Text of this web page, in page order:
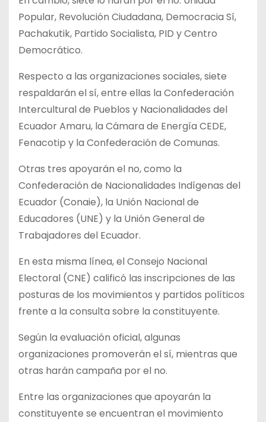
Popular, Revolución Ciudadana, Democracia Sí,
Pachakutik, Partido Socialista, PID y Centro
Democrático.
Respecto a las organizaciones sociales, siete
respaldarán el sí, entre ellas la Confederación
Intercultural de Pueblos y Nacionalidades del
Ecuador Amaru, la Cámara de Energía CEDE,
Fenacotip y la Confederación de Comunas.
Otras tres apoyarán el no, como la
Confederación de Nacionalidades Indígenas del
Ecuador (Conaie), la Unión Nacional de
Educadores (UNE) y la Unión General de
Trabajadores del Ecuador.
En esta misma línea, el Consejo Nacional
Electoral (CNE) calificó las inscripciones de las
posturas de los movimientos y partidos políticos
frente a la consulta sobre la constituyente.
Según la evaluación oficial, algunas
organizaciones promoverán el sí, mientras que
otras harán campaña por el no.
Entre las organizaciones que apoyarán la
constituyente se encuentran el movimiento